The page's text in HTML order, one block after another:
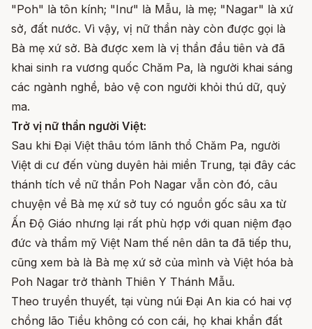
"Poh" là tôn kính; "Inư" là Mẫu, là mẹ; "Nagar" là xứ
sở, đất nước. Vì vậy, vị nữ thần này còn được gọi là
Bà mẹ xứ sở. Bà được xem là vị thần đầu tiên và đã
khai sinh ra vương quốc Chăm Pa, là người khai sáng
các ngành nghề, bảo vệ con người khỏi thú dữ, quỷ
ma.
Trở vị nữ thần người Việt:
Sau khi Đại Việt thâu tóm lãnh thổ Chăm Pa, người
Việt di cư đến vùng duyên hải miền Trung, tại đây các
thánh tích về nữ thần Poh Nagar vẫn còn đó, câu
chuyện về Bà mẹ xứ sở tuy có nguồn gốc sâu xa từ
Ấn Độ Giáo nhưng lại rất phù hợp với quan niệm đạo
đức và thẩm mỹ Việt Nam thế nên dân ta đã tiếp thu,
cũng xem bà là Bà mẹ xứ sở của mình và Việt hóa bà
Poh Nagar trở thành Thiên Y Thánh Mẫu.
Theo truyền thuyết, tại vùng núi Đại An kia có hai vợ
chồng lão Tiều không có con cái, họ khai khẩn đất